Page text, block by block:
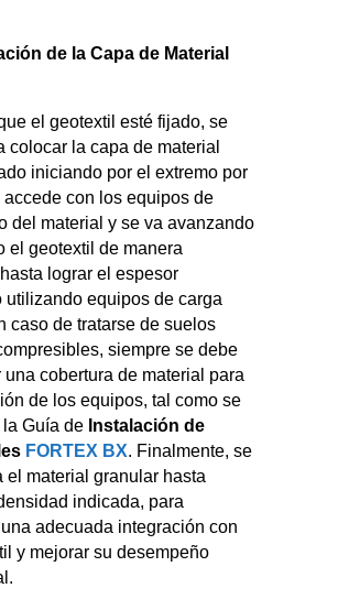
de la Capa de Material
el geotextil esté fijado, se
colocar la capa de material
iniciando por el extremo por
accede con los equipos de
del material y se va avanzando
el geotextil de manera
lograr el espesor
utilizando equipos de carga
caso de tratarse de suelos
siempre se debe
una cobertura de material para
de los equipos, tal como se
Guía de Instalación de
FORTEX BX. Finalmente, se
el material granular hasta
indicada, para
adecuada integración con
y mejorar su desempeño